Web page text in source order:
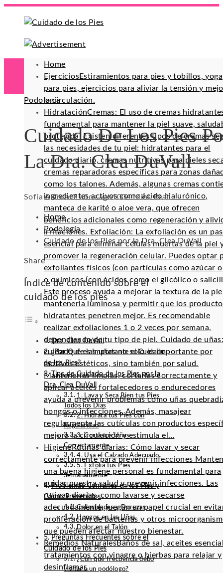
Home
EjerciciosEstiramientos para pies y tobillos, yoga
para pies, ejercicios para aliviar la tensión y
la circulación.
HidrataciónCremas: El uso de cremas
fundamental para mantener la piel suave,
protegida. Existen diferentes tipos de cremas
las necesidades de tu piel: hidratantes para el
cuidado diario, cremas nutritivas para pieles
cremas reparadoras específicas para zonas
como los talones. Además, algunas cremas
ingredientes activos como ácido hialurónico,
manteca de karité o aloe vera, que ofrecen
beneficios adicionales como regeneración y
irritaciones. Exfoliación: La exfoliación es un
esencial para eliminar células muertas de la piel
promover la regeneración celular. Puedes optar
exfoliantes físicos (con partículas como azúcar o
o químicos (con ácidos como el glicólico o
Este proceso ayuda a mejorar la textura de la
mantenerla luminosa y permitir que los
hidratantes penetren mejor. Es recomendable
realizar exfoliaciones 1 o 2 veces por semana,
dependiendo de tu tipo de piel. Cuidado de
cuidado de las uñas no solo es importante por
motivos estéticos, sino también por salud.
Mantenerlas limpias, cortarlas correctamente y
aplicar aceites fortalecedores o endurecedores
ayuda a prevenir problemas como uñas
hongos o infecciones. Además, masajear
regularmente las cutículas con productos
mejora la circulación y estimula el…
HigieneRutinas diarias: Cómo lavar y secar
correctamente para prevenir infecciones
una buena higiene personal es fundamental para
cuidar nuestra salud y prevenir infecciones. Las
rutinas diarias, como lavarse y secarse
adecuadamente, juegan un papel crucial en
proliferación de bacterias y otros
que pueden afectar nuestro bienestar.
Remedios NaturalesBaños de sal, aceites
tratamientos con vinagre o hierbas para relajar y
desinflamar.
Podología
Cuidado De Los Pies
La Dra. Clea DuVall
Sofía Alencar7 años ago1004 Mins Read
Home
Podología
Cuidado de los Pies por la Dra. Clea DuVall
Facebook
Twitter
LinkedIn
Pinterest
Stumbleupon
Email
Share
Índice de contenido sobre el
cuidado de los pies
Dra. Clea DuVall
¿Por Qué es Importante el Cuidado
de los Pies?
Tips de Cuidado de los Pies por la
Dra. Clea DuVall
1. Lava y Seca Bien tus Pies
Todos los Días
2. Hidrata tus Pies con
Regularidad
3. Corta tus Uñas
Correctamente
4. Usa el Calzado Adecuado
5. Exfolia tus Pies
Semanalmente
Problemas Comunes en los Pies y
Cómo Prevenirlos
Callosidades y Durezas
Hongos en las Uñas
Dolor en el Talón
Preguntas Frecuentes sobre el
Cuidado de los Pies
¿Con qué frecuencia debo
visitar a un podólogo?